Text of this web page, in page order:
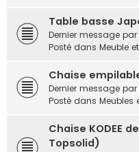
Table basse
Dernier message par
Posté dans Meuble
Chaise
Dernier message par
Posté dans Meubles
Chaise KODEE
Topsolid)